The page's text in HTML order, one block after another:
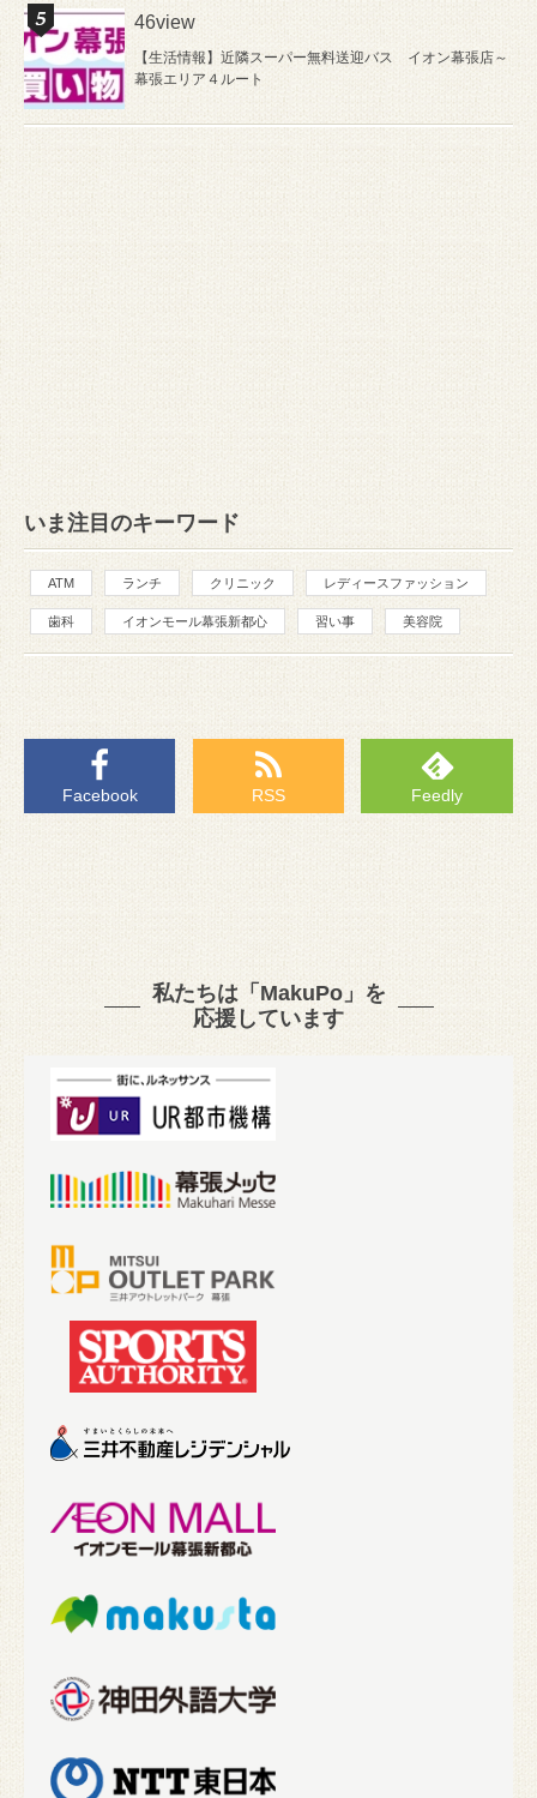
46view
【生活情報】近隣スーパー無料送迎バス イオン幕張店～
幕張エリア４ルート
いま注目のキーワード
ATM ランチ クリニック レディースファッション
歯科 イオンモール幕張新都心 習い事 美容院
Facebook RSS Feedly
私たちは「MakuPo」を
応援しています